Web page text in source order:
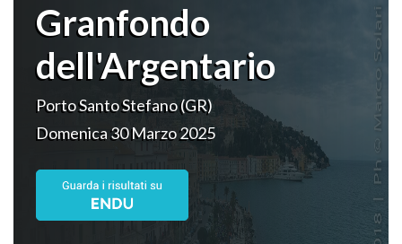
Granfondo
dell'Argentario
Porto Santo Stefano (GR)
Domenica 30 Marzo 2025